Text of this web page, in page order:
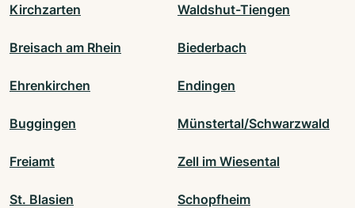
Kirchzarten Waldshut-Tiengen
Breisach am Rhein Biederbach
Ehrenkirchen Endingen
Buggingen Münstertal/Schwarzwald
Freiamt Zell im Wiesental
St. Blasien Schopfheim